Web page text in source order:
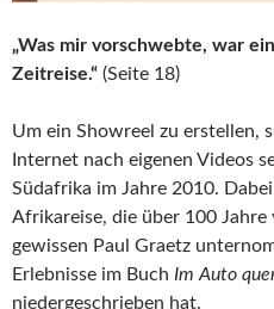
„Was mir vorschwebte, war
Zeitreise.“ (Seite 18)
Um ein Showreel zu erstellen,
Internet nach eigenen Videos
Südafrika im Jahre 2010.
Afrikareise, die über 100 Jahre
gewissen Paul Graetz
Erlebnisse im Buch Im Auto
niedergeschrieben hat.